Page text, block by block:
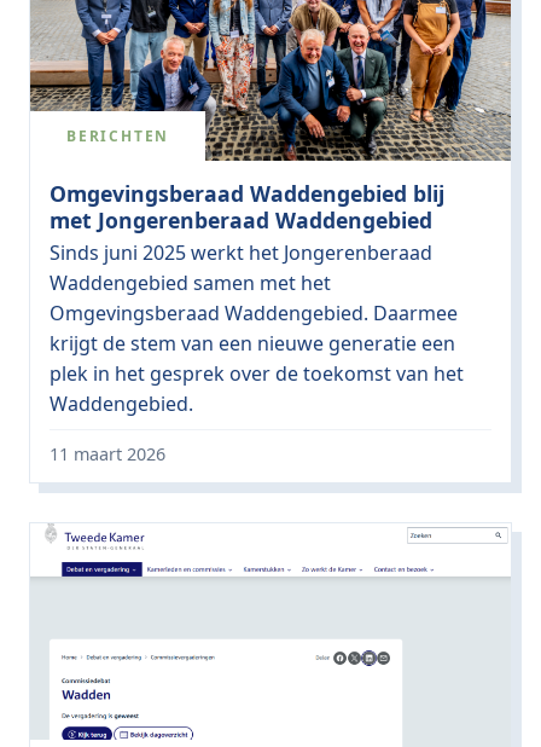
BERICHTEN
Omgevingsberaad Waddengebied blij
met Jongerenberaad Waddengebied
Sinds juni 2025 werkt het Jongerenberaad
Waddengebied samen met het
Omgevingsberaad Waddengebied. Daarmee
krijgt de stem van een nieuwe generatie een
plek in het gesprek over de toekomst van het
Waddengebied.
11 maart 2026